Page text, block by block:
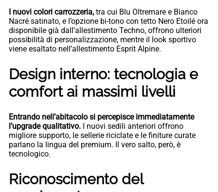
I nuovi colori carrozzeria, tra cui Blu Oltremare e Bianco
Nacré satinato, e l’opzione bi-tono con tetto Nero Etoilé ora
disponibile già dall’allestimento Techno, offrono ulteriori
possibilità di personalizzazione, mentre il look sportivo
viene esaltato nell’allestimento Esprit Alpine.
Design interno: tecnologia e
comfort ai massimi livelli
Entrando nell’abitacolo si percepisce immediatamente
l’upgrade qualitativo. I nuovi sedili anteriori offrono
migliore supporto, le sellerie riciclate e le finiture curate
parlano la lingua del premium. Il vero salto, però, è
tecnologico.
Riconoscimento del